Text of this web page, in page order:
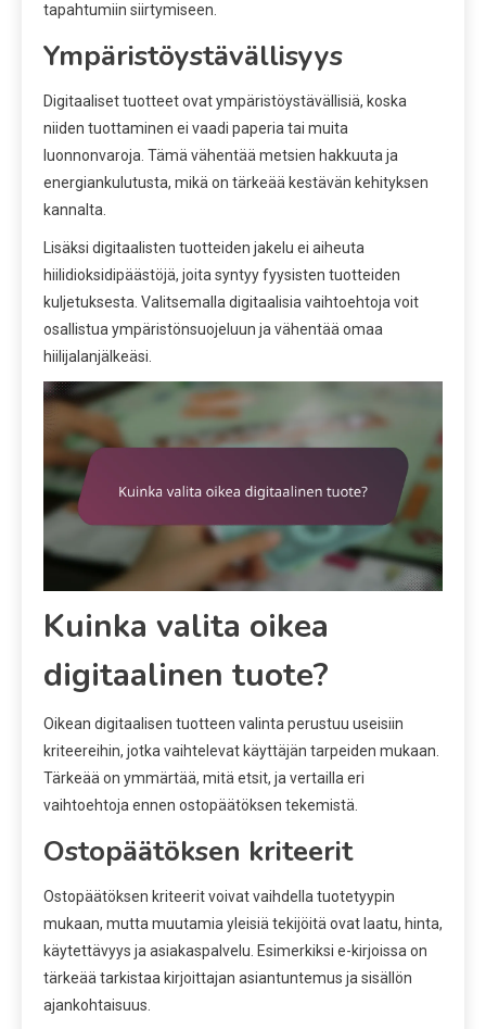
tapahtumiin siirtymiseen.
Ympäristöystävällisyys
Digitaaliset tuotteet ovat ympäristöystävällisiä, koska
niiden tuottaminen ei vaadi paperia tai muita
luonnonvaroja. Tämä vähentää metsien hakkuuta ja
energiankulutusta, mikä on tärkeää kestävän kehityksen
kannalta.
Lisäksi digitaalisten tuotteiden jakelu ei aiheuta
hiilidioksidipäästöjä, joita syntyy fyysisten tuotteiden
kuljetuksesta. Valitsemalla digitaalisia vaihtoehtoja voit
osallistua ympäristönsuojeluun ja vähentää omaa
hiilijalanjälkeäsi.
Kuinka valita oikea
digitaalinen tuote?
Oikean digitaalisen tuotteen valinta perustuu useisiin
kriteereihin, jotka vaihtelevat käyttäjän tarpeiden mukaan.
Tärkeää on ymmärtää, mitä etsit, ja vertailla eri
vaihtoehtoja ennen ostopäätöksen tekemistä.
Ostopäätöksen kriteerit
Ostopäätöksen kriteerit voivat vaihdella tuotetyypin
mukaan, mutta muutamia yleisiä tekijöitä ovat laatu, hinta,
käytettävyys ja asiakaspalvelu. Esimerkiksi e-kirjoissa on
tärkeää tarkistaa kirjoittajan asiantuntemus ja sisällön
ajankohtaisuus.